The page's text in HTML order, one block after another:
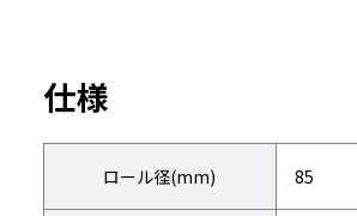
仕様
ロール径(mm) 85